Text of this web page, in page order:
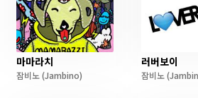
마마라치
잠비노(Jambino)
러버보이
잠비노